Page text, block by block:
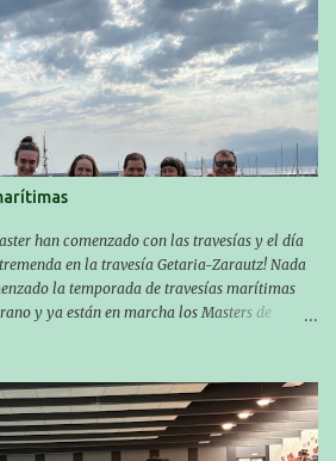
han comenzado con las travesías y el día
en la travesía Getaria-Zarautz! Nada
la temporada de travesías marítimas
y ya están en marcha los Masters de
el 13 de julio, Manu Santos participó en la
Ondarroa y recorrió una distancia de 1600
Al día siguiente, Manu Santos y su
en la V. San Antón Bira. En esta